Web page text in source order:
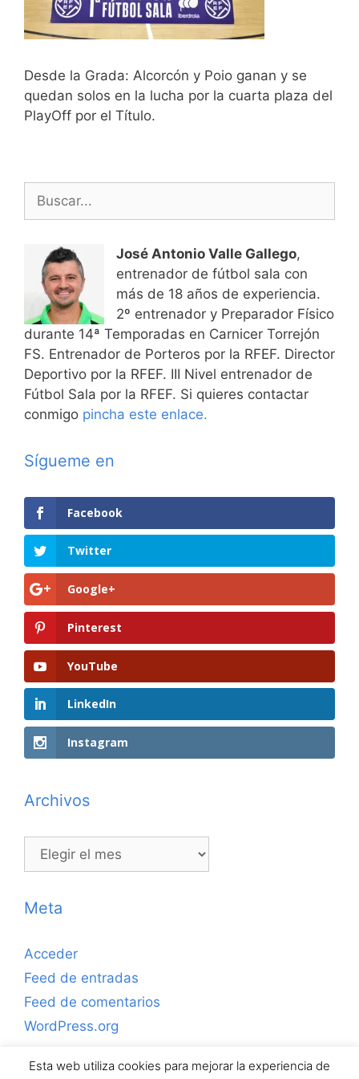
Desde la Grada: Alcorcón y Poio ganan y se
quedan solos en la lucha por la cuarta plaza del
PlayOff por el Título.
José Antonio Valle Gallego,
entrenador de fútbol sala con
más de 18 años de experiencia.
2º entrenador y Preparador Físico
durante 14ª Temporadas en Carnicer Torrejón
FS. Entrenador de Porteros por la RFEF. Director
Deportivo por la RFEF. III Nivel entrenador de
Fútbol Sala por la RFEF. Si quieres contactar
conmigo pincha este enlace.
Sígueme en
Facebook
Twitter
Google+
Pinterest
YouTube
LinkedIn
Instagram
Archivos
Archivos
Meta
Acceder
Feed de entradas
Feed de comentarios
WordPress.org
Esta web utiliza cookies para mejorar la experiencia de